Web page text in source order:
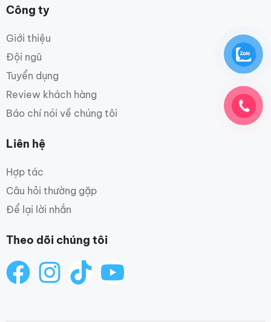
Công ty
Giới thiệu
Đội ngũ
Tuyển dụng
Review khách hàng
Báo chí nói về chúng tôi
Liên hệ
Hợp tác
Câu hỏi thường gặp
Để lại lời nhắn
Theo dõi chúng tôi